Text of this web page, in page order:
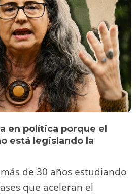
en política porque el
está legislando la
de 30 años estudiando
que aceleran el